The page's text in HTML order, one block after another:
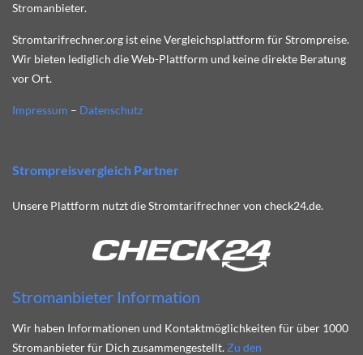
Stromanbieter.
Stromtarifrechner.org ist eine Vergleichsplattform für Strompreise.
Wir bieten lediglich die Web-Plattform und keine direkte Beratung
vor Ort.
Impressum – Datenschutz
Strompreisvergleich Partner
Unsere Plattform nutzt die Stromtarifrechner von check24.de.
Stromanbieter Information
Wir haben Informationen und Kontaktmöglichkeiten für über 1000
Stromanbieter für Dich zusammengestellt. Zu den